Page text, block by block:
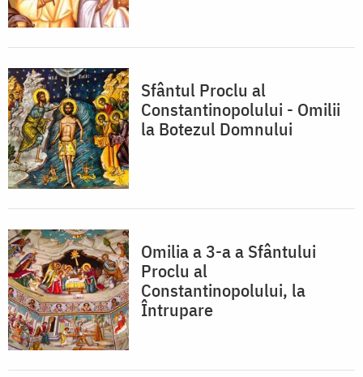
Sfântul Proclu al
Constantinopolului - Omilii
la Botezul Domnului
Omilia a 3-a a Sfântului
Proclu al
Constantinopolului, la
Întrupare